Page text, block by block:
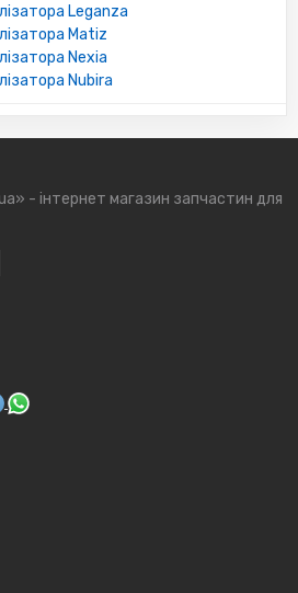
Leganza
Matiz
Nexia
Nubira
- інтернет магазин запчастин для